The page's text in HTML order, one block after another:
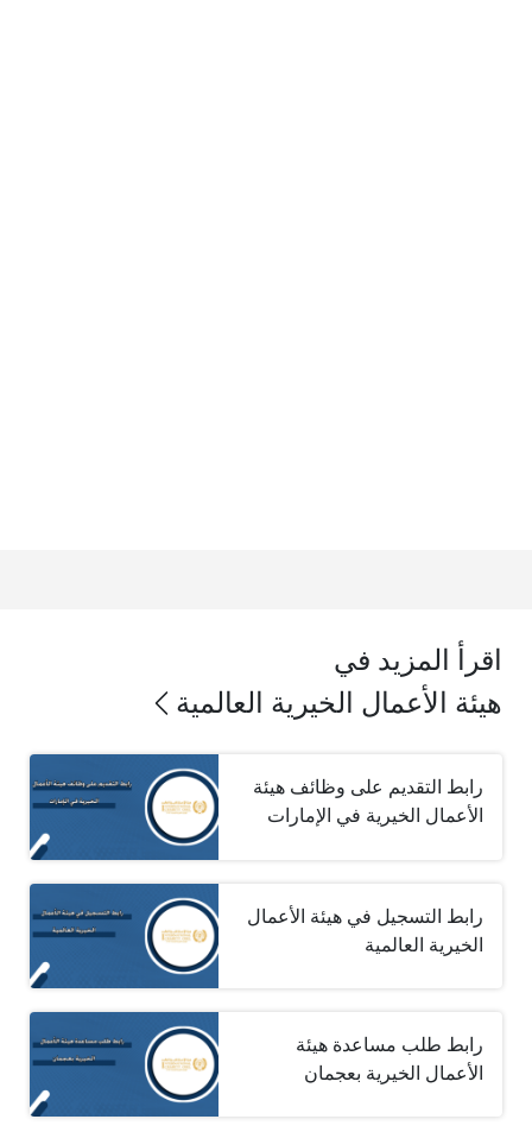
اقرأ المزيد في
هيئة الأعمال الخيرية العالمية
رابط التقديم على وظائف هيئة
الأعمال الخيرية في الإمارات
رابط التسجيل في هيئة الأعمال
الخيرية العالمية
رابط طلب مساعدة هيئة
الأعمال الخيرية بعجمان